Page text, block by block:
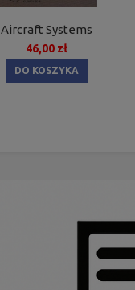
Aircraft Systems
46,00 zł
DO KOSZYKA